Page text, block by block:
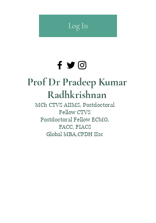
Prof Dr Pradeep Kumar
Radhkrishnan
Log In
MCh CTVS AIIMS, Postdoctoral
Fellow CTVS
Postdoctoral Fellow ECMO,
FACC, FIACS
Global MBA,CPDH IIsc